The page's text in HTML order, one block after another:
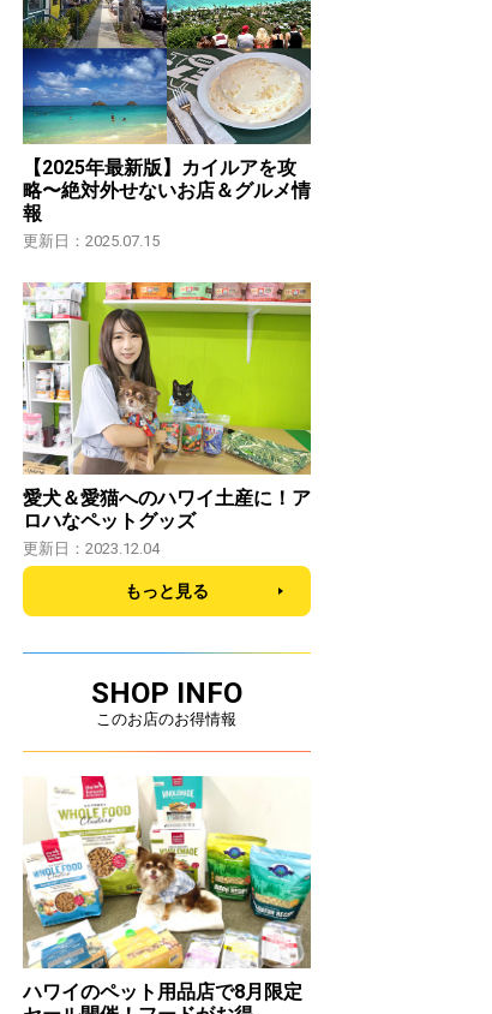
【2025年最新版】カイルアを攻
略〜絶対外せないお店＆グルメ情
報
更新日：2025.07.15
愛犬＆愛猫へのハワイ土産に！ア
ロハなペットグッズ
更新日：2023.12.04
もっと見る
SHOP INFO
このお店のお得情報
ハワイのペット用品店で8月限定